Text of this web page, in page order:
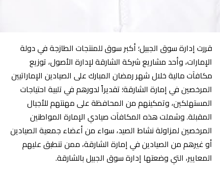
قررت إدارة سوق الجبيل؛ أكبر سوق للمنتجات الطازجة في دولة
الإمارات، وأحد مشاريع شركة الشارقة لإدارة الأصول، توزيع
مكافآت مالية خلال شهر رمضان المبارك على الصيادين الإماراتيين
المرخصين في إمارة الشارقة؛ تقديراً لدورهم في تلبية احتياجات
المستهلكين، وتمكينهم من المحافظة على مهنتهم للأجيال
المقبلة. وشملت هذه المكافآت صيادي الإمارة المواطنين
المرخصين لمزاولة نشاط الصيد، سواء من أعضاء جمعية الصيادين
أو غيرهم من الصيادين في إمارة الشارقة، ممن تنطبق عليهم
المعايير، التي وضعتها إدارة سوق الجبيل بالشارقة.